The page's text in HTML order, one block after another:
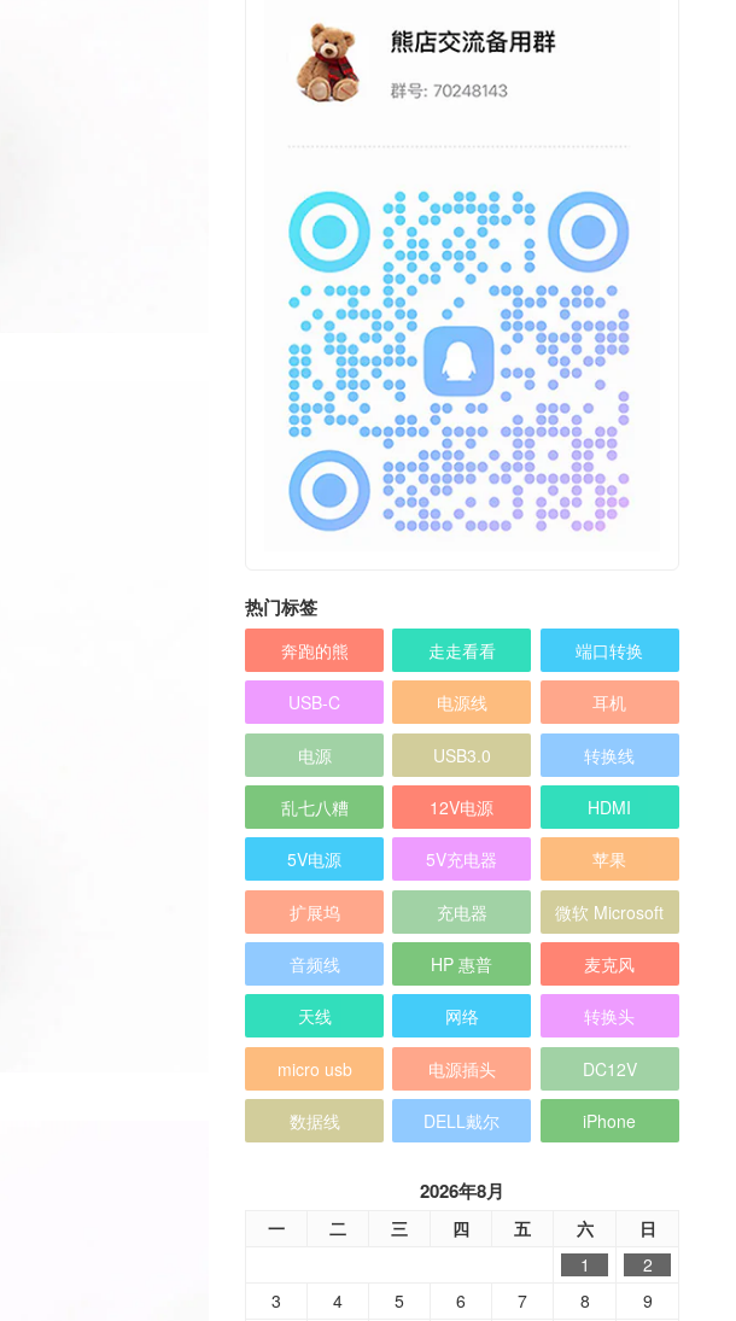
热门标签
奔跑的熊 走走看看 端口转换
USB-C 电源线 耳机
电源 USB3.0 转换线
乱七八糟 12V电源 HDMI
5V电源 5V充电器 苹果
扩展坞 充电器 微软 Microsoft
音频线 HP 惠普 麦克风
天线 网络 转换头
micro usb 电源插头 DC12V
数据线 DELL戴尔 iPhone
2026年8月
一 二 三 四 五 六
日
1
2
3
4 5 6 7 8 9